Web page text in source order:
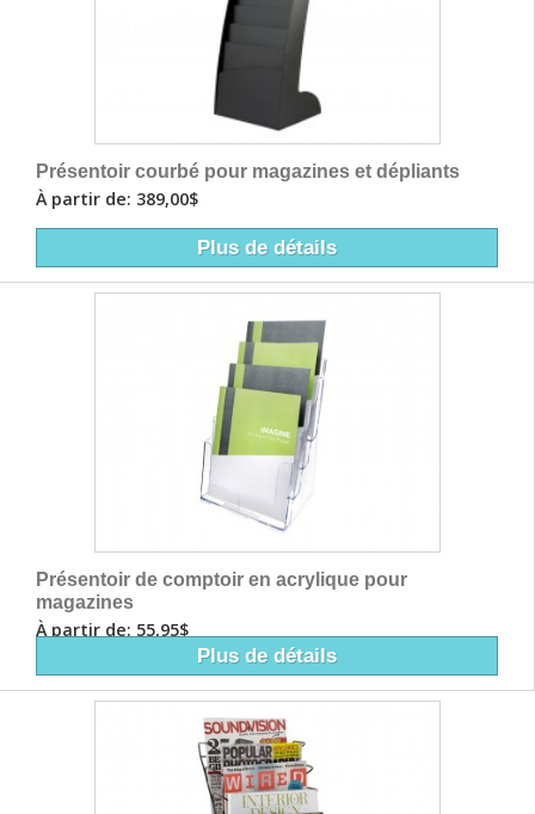
Présentoir courbé pour magazines et dépliants
À partir de: 389,00$
Plus de détails
Présentoir de comptoir en acrylique pour
magazines
À partir de: 55,95$
Plus de détails